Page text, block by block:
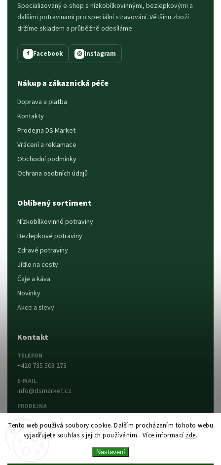
Tento web používá soubory cookie. Dalším procházením tohoto webu
vyjadřujete souhlas s jejich používáním.. Více informací zde.
Nastavení
Specializovaný e-shop s nízkobílkovinnými, bezlepkovými a
dalšími potravinami pro speciální stravování. Většinu zboží
držíme skladem a průběžně odesíláme.
f Facebook ◎ Instagram
Nákup a zákaznická péče
Doprava a platba
Kontakty
Prodejna DS Market
Vrácení a reklamace
Obchodní podmínky
Ochrana osobních údajů
Oblíbený sortiment
Nízkobílkovinné potraviny
Bezlepkové potraviny
Zdravé potraviny
Jídlo na cesty
Čaje a káva
Novinky
Akce a slevy
Kontakt
TELEFON
+420 735 503 273
E-MAIL
info@dsmarket.cz
PRODEJNA
Dlouhá 90, 763 15 Slušovice
Napsat nám Prodejna a otevírací doba